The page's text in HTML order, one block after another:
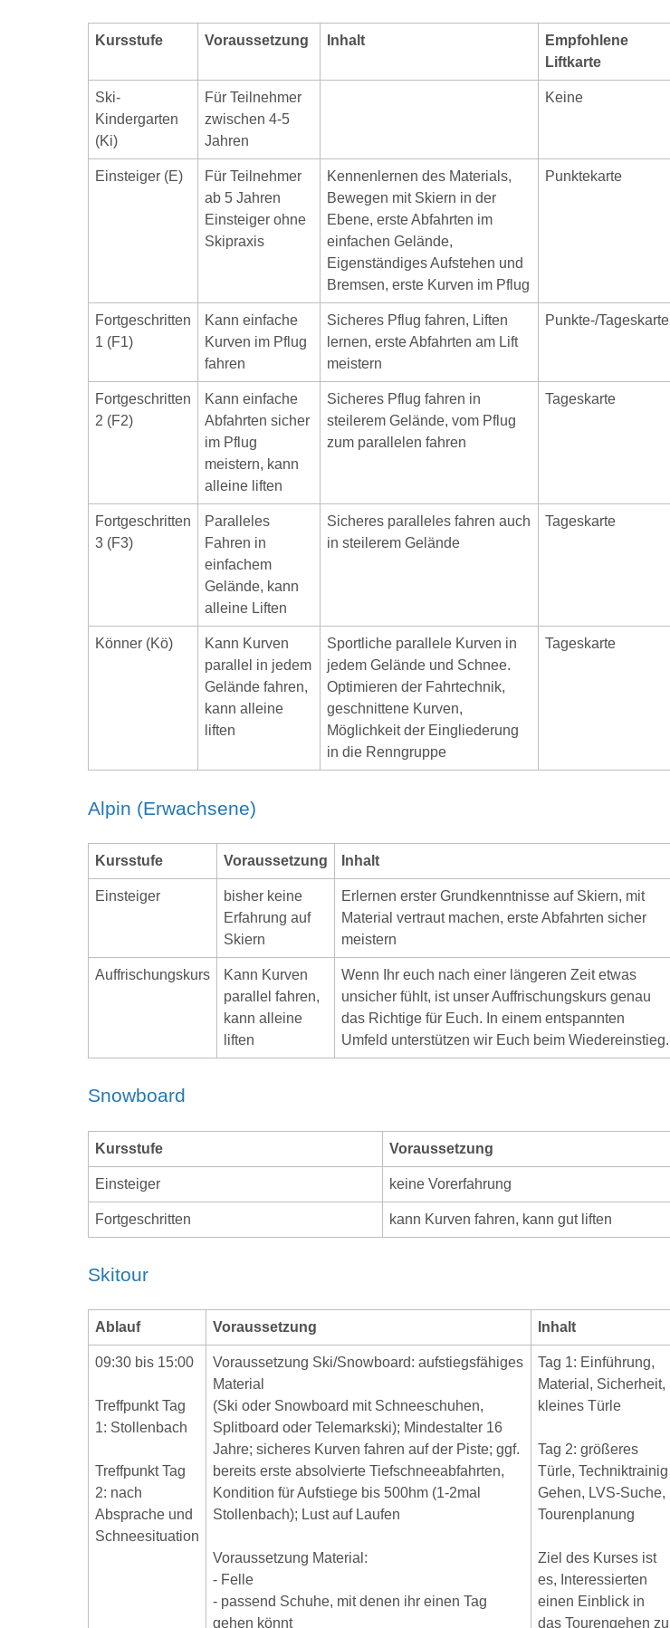
Kursstufe Voraussetzung Inhalt
Empfohlene
Liftkarte
Ski-
Kindergarten
(Ki)
Für Teilnehmer
zwischen 4-5
Jahren
Keine
Einsteiger (E)
Für Teilnehmer
ab 5 Jahren
Einsteiger ohne
Skipraxis
Kennenlernen des Materials,
Bewegen mit Skiern in der
Ebene, erste Abfahrten im
einfachen Gelände,
Eigenständiges Aufstehen und
Bremsen, erste Kurven im Pflug
Punktekarte
Fortgeschritten
1 (F1)
Kann einfache
Kurven im Pflug
fahren
Sicheres Pflug fahren, Liften
lernen, erste Abfahrten am Lift
meistern
Punkte-/Tageskarte
Fortgeschritten
2 (F2)
Kann einfache
Abfahrten sicher
im Pflug
meistern, kann
alleine liften
Sicheres Pflug fahren in
steilerem Gelände, vom Pflug
zum parallelen fahren
Tageskarte
Fortgeschritten
3 (F3)
Paralleles
Fahren in
einfachem
Gelände, kann
alleine Liften
Sicheres paralleles fahren auch
in steilerem Gelände
Tageskarte
Könner (Kö)
Kann Kurven
parallel in jedem
Gelände fahren,
kann alleine
liften
Sportliche parallele Kurven in
jedem Gelände und Schnee.
Optimieren der Fahrtechnik,
geschnittene Kurven,
Möglichkeit der Eingliederung
in die Renngruppe
Tageskarte
Alpin (Erwachsene)
Kursstufe Voraussetzung Inhalt
Einsteiger
bisher keine
Erfahrung auf
Skiern
Erlernen erster Grundkenntnisse auf Skiern, mit
Material vertraut machen, erste Abfahrten sicher
meistern
Auffrischungskurs
Kann Kurven
parallel fahren,
kann alleine
liften
Wenn Ihr euch nach einer längeren Zeit etwas
unsicher fühlt, ist unser Auffrischungskurs genau
das Richtige für Euch. In einem entspannten
Umfeld unterstützen wir Euch beim Wiedereinstieg.
Snowboard
Kursstufe Voraussetzung
Einsteiger keine Vorerfahrung
Fortgeschritten kann Kurven fahren, kann gut liften
Skitour
Ablauf Voraussetzung Inhalt
09:30 bis 15:00
Treffpunkt Tag
1: Stollenbach
Treffpunkt Tag
2: nach
Absprache und
Schneesituation
Voraussetzung Ski/Snowboard: aufstiegsfähiges
Material
(Ski oder Snowboard mit Schneeschuhen,
Splitboard oder Telemarkski); Mindestalter 16
Jahre; sicheres Kurven fahren auf der Piste; ggf.
bereits erste absolvierte Tiefschneeabfahrten,
Kondition für Aufstiege bis 500hm (1-2mal
Stollenbach); Lust auf Laufen
Voraussetzung Material:
- Felle
- passend Schuhe, mit denen ihr einen Tag
gehen könnt
Tag 1: Einführung,
Material, Sicherheit,
kleines Türle
Tag 2: größeres
Türle, Techniktrainig
Gehen, LVS-Suche,
Tourenplanung
Ziel des Kurses ist
es, Interessierten
einen Einblick in
das Tourengehen zu